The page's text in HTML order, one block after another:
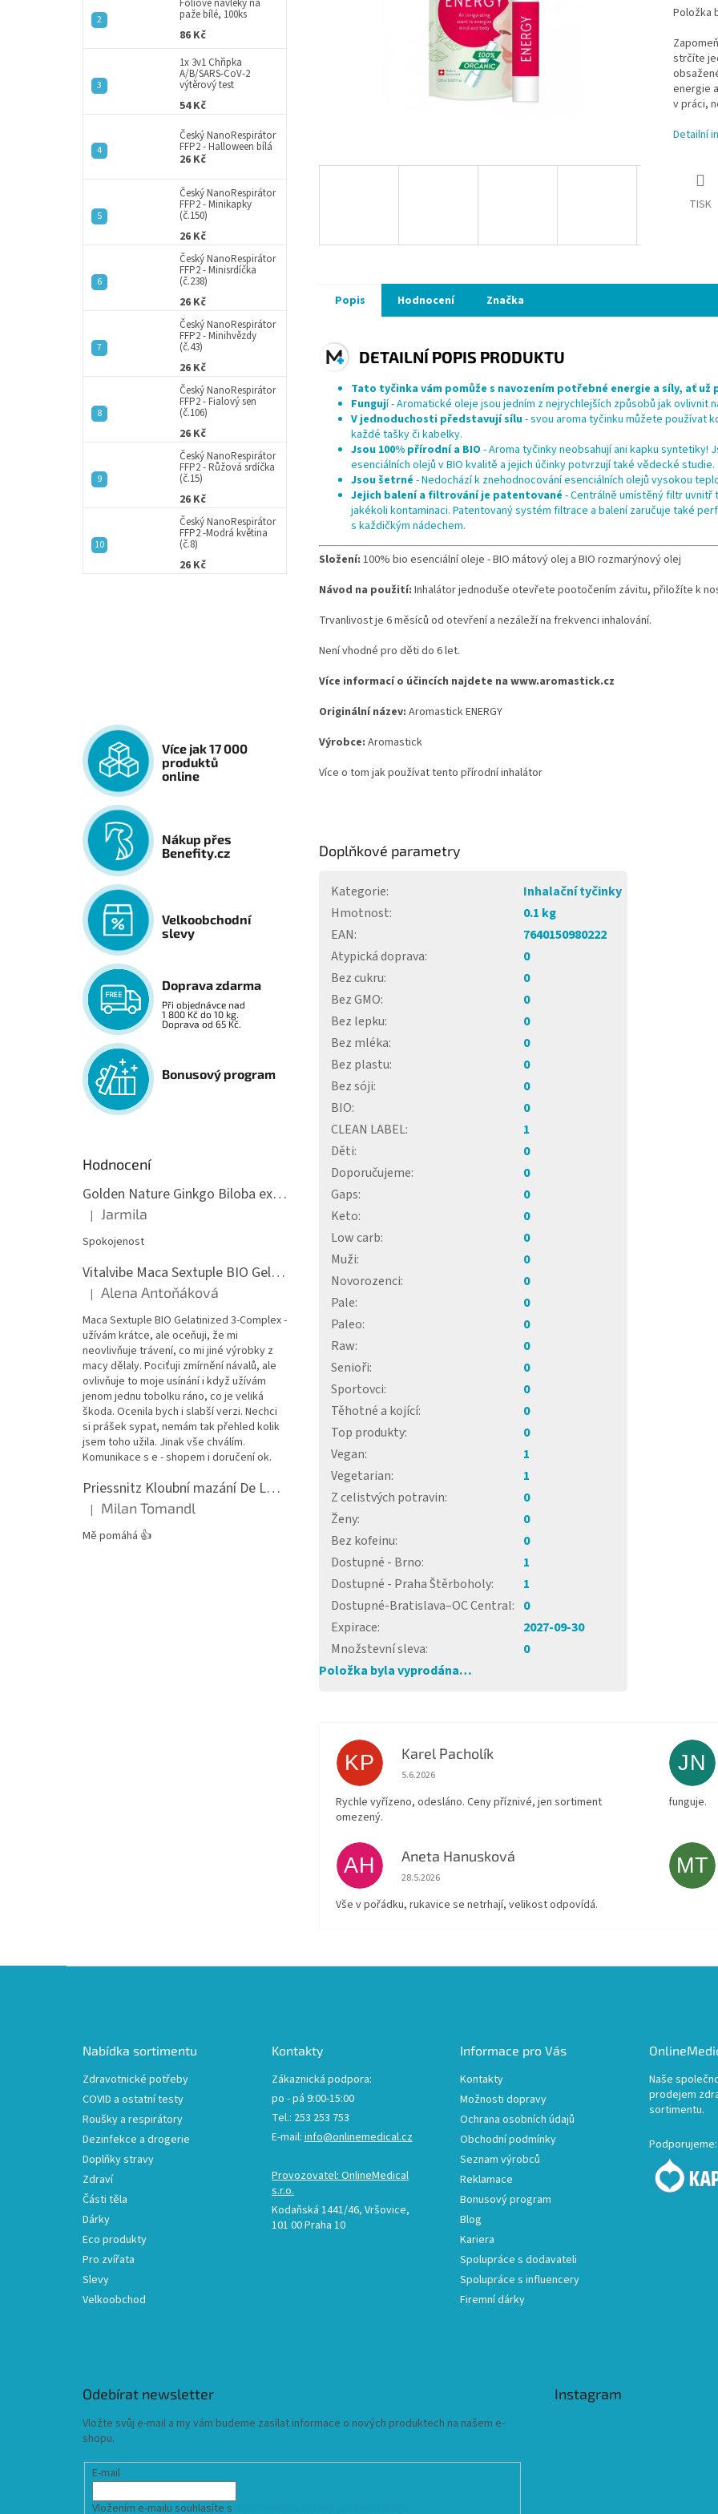
paže bílé, 100ks
86 Kč
1x 3v1 Chřipka
A/B/SARS-CoV-2
výtěrový test
54 Kč
Český NanoRespirátor
FFP2 - Halloween bílá
26 Kč
Český NanoRespirátor
FFP2 - Minikapky
(č.150)
26 Kč
Český NanoRespirátor
FFP2 - Minisrdíčka
(č.238)
26 Kč
Český NanoRespirátor
FFP2 - Minihvězdy
(č.43)
26 Kč
Český NanoRespirátor
FFP2 - Fialový sen
(č.106)
26 Kč
Český NanoRespirátor
FFP2 - Růžová srdíčka
(č.15)
26 Kč
Český NanoRespirátor
FFP2 -Modrá květina
(č.8)
26 Kč
Více jak 17 000
produktů
online
Nákup přes
Benefity.cz
Velkoobchodní
slevy
Doprava zdarma
Při objednávce nad
1 800 Kč do 10 kg.
Doprava od 65 Kč.
Bonusový program
Hodnocení
Golden Nature Ginkgo Biloba extrakt 50:1 60mg, 100 kapslí
Hodnocení produktu je 5 z 5 hvězdiček.
| Jarmila
Spokojenost
Vitalvibe Maca Sextuple BIO Gelatinized 3-Complex, 60 kapslí
Hodnocení produktu je 5 z 5 hvězdiček.
| Alena Antoňáková
Maca Sextuple BIO Gelatinized 3-Complex -
užívám krátce, ale oceňuji, že mi
neovlivňuje trávení, co mi jiné výrobky z
macy dělaly. Pociťuji zmírnění návalů, ale
ovlivňuje to moje usínání i když užívám
jenom jednu tobolku ráno, co je veliká
škoda. Ocenila bych i slabší verzi. Nechci
si prášek sypat, nemám tak přehled kolik
jsem toho užila. Jinak vše chválím.
Komunikace s e - shopem i doručení ok.
Priessnitz Kloubní mazání De Luxe, 200ml
Hodnocení produktu je 5 z 5 hvězdiček.
| Milan Tomandl
Mě pomáhá 👍
Položka
strčíte
energie
v práci,
Detailní
TISK
Popis Hodnocení Značka
DETAILNÍ POPIS PRODUKTU
Tato tyčinka vám pomůže s navozením potřebné energie a síly, ať
Fungují - Aromatické oleje jsou jedním z nejrychlejších způsobů jak ovlivnit
V jednoduchosti představují sílu- svou aroma tyčinku můžete používat
každé tašky či kabelky.
Jsou 100% přírodní a BIO - Aroma tyčinky neobsahují ani kapku syntetiky!
esenciálních olejů v BIO kvalitě a jejich účinky potvrzují také vědecké studie.
Jsou šetrné - Nedochází k znehodnocování esenciálních olejů vysokou
Jejich balení a filtrování je patentované - Centrálně umístěný filtr
jakékoli kontaminaci. Patentovaný systém filtrace a balení zaručuje také
s každičkým nádechem.
Složení: 100% bio esenciální oleje - BIO mátový olej a BIO rozmarýnový olej
Návod na použití: Inhalátor jednoduše otevřete pootočením závitu, přiložíte k
Trvanlivost je 6 měsíců od otevření a nezáleží na frekvenci inhalování.
Není vhodné pro děti do 6 let.
Více informací o účincích najdete na www.aromastick.cz
Originální název: Aromastick ENERGY
Výrobce: Aromastick
Více o tom jak používat tento přírodní inhalátor
Doplňkové parametry
Kategorie:
Inhalační tyčinky
Hmotnost:
0.1 kg
EAN:
7640150980222
Atypická doprava:
0
Bez cukru:
0
Bez GMO:
0
Bez lepku:
0
Bez mléka:
0
Bez plastu:
0
Bez sóji:
0
BIO:
0
CLEAN LABEL:
1
Děti:
0
Doporučujeme:
0
Gaps:
0
Keto:
0
Low carb:
0
Muži:
0
Novorozenci:
0
Pale:
0
Paleo:
0
Raw:
0
Senioři:
0
Sportovci:
0
Těhotné a kojící:
0
Top produkty:
0
Vegan:
1
Vegetarian:
1
Z celistvých potravin:
0
Ženy:
0
Bez kofeinu:
0
Dostupné - Brno:
1
Dostupné - Praha Štěrboholy:
1
Dostupné-Bratislava–OC Central: 0
Expirace:
2027-09-30
Množstevní sleva:
0
Položka byla vyprodána…
KP Karel Pacholík
Hodnocení obchodu je 4 z 5 hvězdiček.
5.6.2026
Rychle vyřízeno, odesláno. Ceny příznivé, jen sortiment
omezený.
JN
funguje.
AH Aneta Hanusková
Hodnocení obchodu je 5 z 5 hvězdiček.
28.5.2026
Vše v pořádku, rukavice se netrhají, velikost odpovídá.
MT
Nabídka sortimentu
Zdravotnické potřeby
COVID a ostatní testy
Roušky a respirátory
Dezinfekce a drogerie
Doplňky stravy
Zdraví
Části těla
Dárky
Eco produkty
Pro zvířata
Slevy
Velkoobchod
Kontakty
Zákaznická podpora:
po - pá 9:00-15:00
Tel.: 253 253 753
E-mail: info@onlinemedical.cz
Provozovatel: OnlineMedical
s.r.o.
Kodaňská 1441/46, Vršovice,
101 00 Praha 10
Informace pro Vás
Kontakty
Možnosti dopravy
Ochrana osobních údajů
Obchodní podmínky
Seznam výrobců
Reklamace
Bonusový program
Blog
Kariera
Spolupráce s dodavateli
Spolupráce s influencery
Firemní dárky
Naše
prodejem
sortimentu.
Podporujeme:
Odebírat newsletter
Vložte svůj e-mail a my vám budeme zasílat informace o nových produktech na našem e-
shopu.
E-mail
Vložením e-mailu souhlasíte s
Instagram